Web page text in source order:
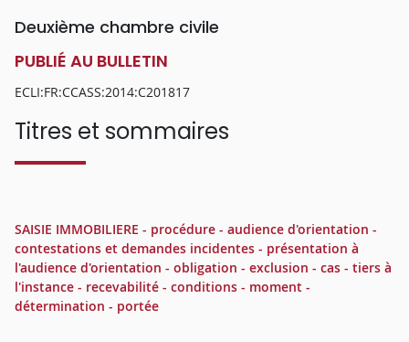
Deuxième chambre civile
PUBLIÉ AU BULLETIN
ECLI:FR:CCASS:2014:C201817
Titres et sommaires
SAISIE IMMOBILIERE - procédure - audience d'orientation -
contestations et demandes incidentes - présentation à
l'audience d'orientation - obligation - exclusion - cas - tiers à
l'instance - recevabilité - conditions - moment -
détermination - portée